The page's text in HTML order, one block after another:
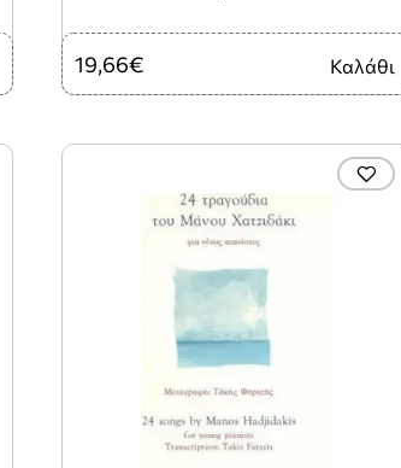
19,66€ Καλάθι